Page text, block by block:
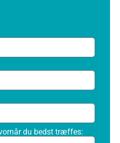
du bedst træffes: